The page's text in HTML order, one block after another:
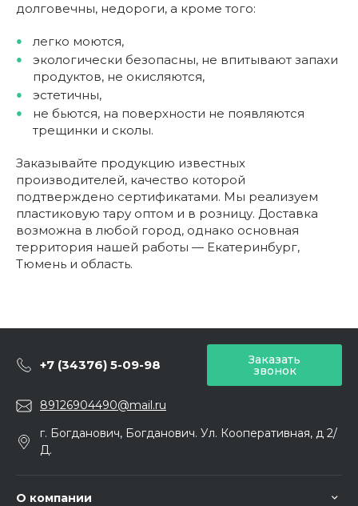
долговечны, недороги, а кроме того:
легко моются,
экологически безопасны, не впитывают запахи
продуктов, не окисляются,
эстетичны,
не бьются, на поверхности не появляются
трещинки и сколы.
Заказывайте продукцию известных
производителей, качество которой
подтверждено сертификатами. Мы реализуем
пластиковую тару оптом и в розницу. Доставка
возможна в любой город, однако основная
территория нашей работы — Екатеринбург,
Тюмень и область.
+7 (34376) 5-09-98 Заказать
звонок
89126904490@mail.ru
г. Богданович, Богданович. Ул. Кооперативная, д 2/
Д.
О компании